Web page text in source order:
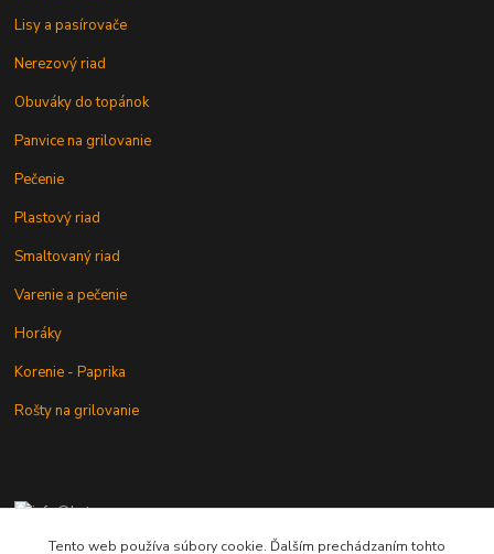
Lisy a pasírovače
Nerezový riad
Obuváky do topánok
Panvice na grilovanie
Pečenie
Plastový riad
Smaltovaný riad
Varenie a pečenie
Horáky
Korenie - Paprika
Rošty na grilovanie
+421 902 212 007
od 8:00 - do 16:00 hod
Tento web používa súbory cookie. Ďalším prechádzaním tohto